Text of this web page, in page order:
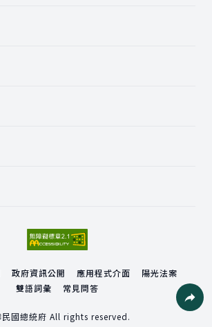
政府資訊公開 應用程式介面
陽光法案
雙語詞彙
常見問答
民國總統府 All rights reserved.